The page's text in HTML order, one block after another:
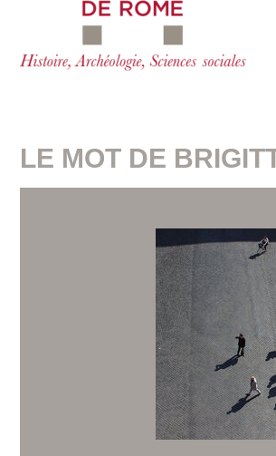
LE MOT DE